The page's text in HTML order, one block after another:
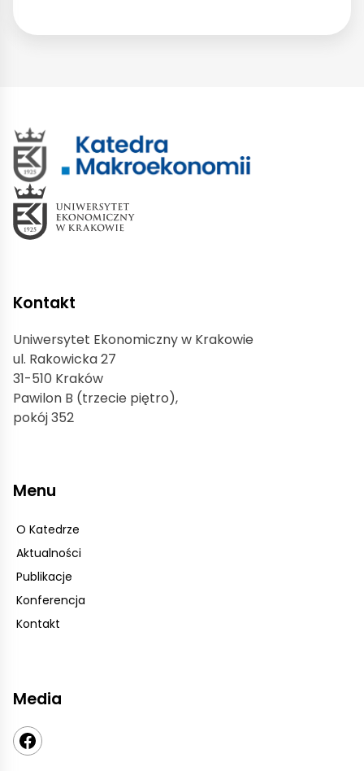
Kontakt
Uniwersytet Ekonomiczny w Krakowie
ul. Rakowicka 27
31-510 Kraków
Pawilon B (trzecie piętro),
pokój 352
Menu
O Katedrze
Aktualności
Publikacje
Konferencja
Kontakt
Media